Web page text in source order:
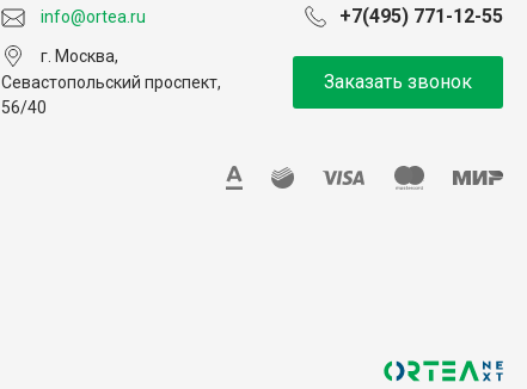
info@ortea.ru +7(495) 771-12-55
г. Москва,
Севастопольский проспект,
56/40
Заказать звонок